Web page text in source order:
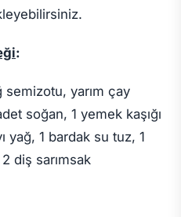
:
yarım çay
soğan, 1 yemek kaşığı
yağ, 1 bardak su tuz, 1
diş sarımsak